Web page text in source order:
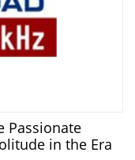
Passionate
in the Era